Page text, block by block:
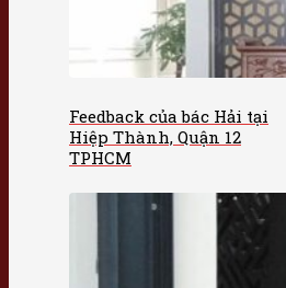
Feedback của bác Hải tại
Hiệp Thành, Quận 12
TPHCM